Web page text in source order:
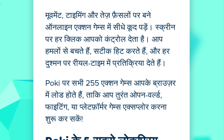
मूवमेंट, टाइमिंग और तेज़ फ़ैसलों पर बने
ऑनलाइन एक्शन गेम्स में सीधे कूद पड़ें। स्क्रीन
पर हर क्लिक आपको कंट्रोल देता है। आप
हमलों से बचते हैं, सटीक हिट करते हैं, और हर
दुश्मन पर रीयल-टाइम में प्रतिक्रिया देते हैं।
Poki पर सभी 255 एक्शन गेम्स आपके ब्राउज़र
में लोड होते हैं, ताकि आप तुरंत ओपन-वर्ल्ड,
फाइटिंग, या प्लेटफ़ॉर्मर गेम्स एक्सप्लोर करना
शुरू कर सकें!